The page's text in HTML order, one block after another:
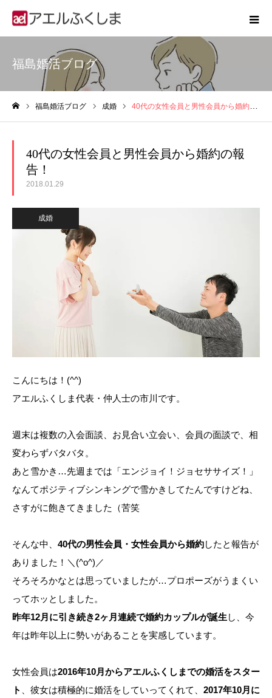
福島婚活ブログ
福島婚活ブログ 成婚 40代の女性会員と男性会員から婚約の報告！
40代の女性会員と男性会員から婚約の報
告！
2018.01.29
成婚
こんにちは！(^^)
アエルふくしま代表・仲人士の市川です。
週末は複数の入会面談、お見合い立会い、会員の面談で、相
変わらずバタバタ。
あと雪かき…先週までは「エンジョイ！ジョセササイズ！」
なんてポジティブシンキングで雪かきしてたんですけどね、
さすがに飽きてきました（苦笑
そんな中、 40代の男性会員・女性会員から婚約したと報告が
ありました！＼(^o^)／
そろそろかなとは思っていましたが…プロポーズがうまくい
ってホッとしました。
昨年12月に引き続き2ヶ月連続で婚約カップルが誕生 し、今
年は昨年以上に勢いがあることを実感しています。
女性会員は2016年10月からアエルふくしまでの婚活をスター
ト
、彼女は積極的に婚活をしていってくれて、 2017年10月に